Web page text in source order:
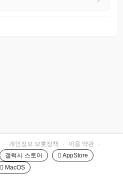
· 개인정보 보호정책 · 이용 약관
·
갤럭시 스토어
 AppStore
 MacOS